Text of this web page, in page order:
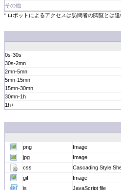
その他
* ロボットによるアクセスは訪問者の閲覧とは
0s-30s
30s-2mn
2mn-5mn
5mn-15mn
15mn-30mn
30mn-1h
1h+
png
Image
jpg
Image
css
Cascading Style
gif
Image
js
JavaScript file